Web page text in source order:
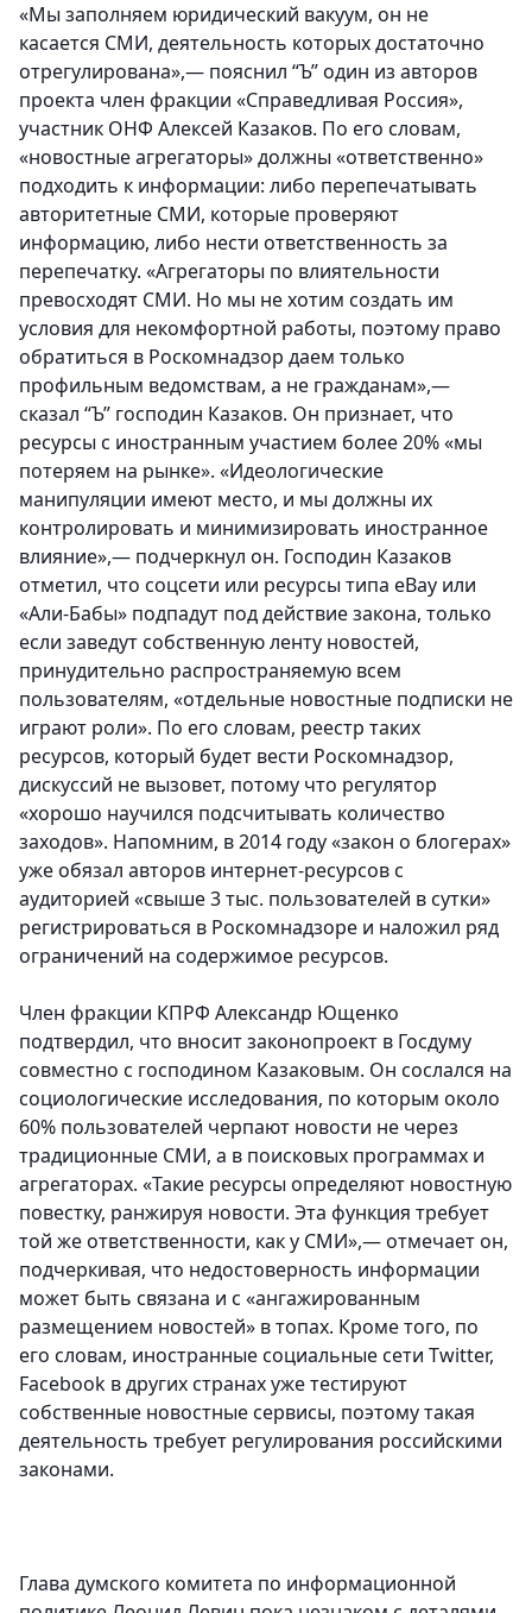
«Мы заполняем юридический вакуум, он не
касается СМИ, деятельность которых достаточно
отрегулирована»,— пояснил “Ъ” один из авторов
проекта член фракции «Справедливая Россия»,
участник ОНФ Алексей Казаков. По его словам,
«новостные агрегаторы» должны «ответственно»
подходить к информации: либо перепечатывать
авторитетные СМИ, которые проверяют
информацию, либо нести ответственность за
перепечатку. «Агрегаторы по влиятельности
превосходят СМИ. Но мы не хотим создать им
условия для некомфортной работы, поэтому право
обратиться в Роскомнадзор даем только
профильным ведомствам, а не гражданам»,—
сказал “Ъ” господин Казаков. Он признает, что
ресурсы с иностранным участием более 20% «мы
потеряем на рынке». «Идеологические
манипуляции имеют место, и мы должны их
контролировать и минимизировать иностранное
влияние»,— подчеркнул он. Господин Казаков
отметил, что соцсети или ресурсы типа eBay или
«Али-Бабы» подпадут под действие закона, только
если заведут собственную ленту новостей,
принудительно распространяемую всем
пользователям, «отдельные новостные подписки не
играют роли». По его словам, реестр таких
ресурсов, который будет вести Роскомнадзор,
дискуссий не вызовет, потому что регулятор
«хорошо научился подсчитывать количество
заходов». Напомним, в 2014 году «закон о блогерах»
уже обязал авторов интернет-ресурсов с
аудиторией «свыше 3 тыс. пользователей в сутки»
регистрироваться в Роскомнадзоре и наложил ряд
ограничений на содержимое ресурсов.
Член фракции КПРФ Александр Ющенко
подтвердил, что вносит законопроект в Госдуму
совместно с господином Казаковым. Он сослался на
социологические исследования, по которым около
60% пользователей черпают новости не через
традиционные СМИ, а в поисковых программах и
агрегаторах. «Такие ресурсы определяют новостную
повестку, ранжируя новости. Эта функция требует
той же ответственности, как у СМИ»,— отмечает он,
подчеркивая, что недостоверность информации
может быть связана и с «ангажированным
размещением новостей» в топах. Кроме того, по
его словам, иностранные социальные сети Twitter,
Facebook в других странах уже тестируют
собственные новостные сервисы, поэтому такая
деятельность требует регулирования российскими
законами.
Глава думского комитета по информационной